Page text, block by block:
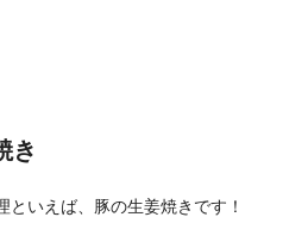
き
といえば、豚の生姜焼きです！